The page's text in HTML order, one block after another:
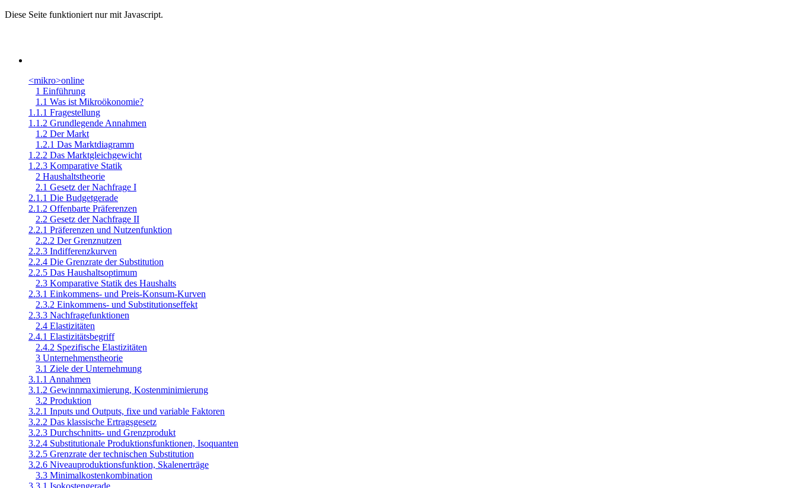
Diese Seite funktioniert nur mit Javascript.
<mikro>online
1 Einführung
1.1 Was ist Mikroökonomie?
1.1.1 Fragestellung
1.1.2 Grundlegende Annahmen
1.2 Der Markt
1.2.1 Das Marktdiagramm
1.2.2 Das Marktgleichgewicht
1.2.3 Komparative Statik
2 Haushaltstheorie
2.1 Gesetz der Nachfrage I
2.1.1 Die Budgetgerade
2.1.2 Offenbarte Präferenzen
2.2 Gesetz der Nachfrage II
2.2.1 Präferenzen und Nutzenfunktion
2.2.2 Der Grenznutzen
2.2.3 Indifferenzkurven
2.2.4 Die Grenzrate der Substitution
2.2.5 Das Haushaltsoptimum
2.3 Komparative Statik des Haushalts
2.3.1 Einkommens- und Preis-Konsum-Kurven
2.3.2 Einkommens- und Substitutionseffekt
2.3.3 Nachfragefunktionen
2.4 Elastizitäten
2.4.1 Elastizitätsbegriff
2.4.2 Spezifische Elastizitäten
3 Unternehmenstheorie
3.1 Ziele der Unternehmung
3.1.1 Annahmen
3.1.2 Gewinnmaximierung, Kostenminimierung
3.2 Produktion
3.2.1 Inputs und Outputs, fixe und variable Faktoren
3.2.2 Das klassische Ertragsgesetz
3.2.3 Durchschnitts- und Grenzprodukt
3.2.4 Substitutionale Produktionsfunktionen, Isoquanten
3.2.5 Grenzrate der technischen Substitution
3.2.6 Niveauproduktionsfunktion, Skalenerträge
3.3 Minimalkostenkombination
3.3.1 Isokostengerade